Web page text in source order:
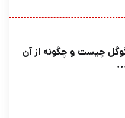
چیست و چگونه از آن